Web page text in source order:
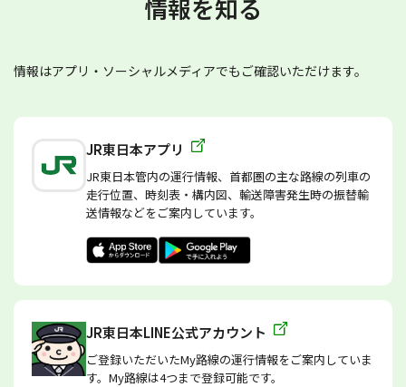
情報を知る
情報はアプリ・ソーシャルメディアでもご確認いただけます。
JR東日本アプリ
JR東日本管内の運行情報、首都圏の主な路線の列車の
走行位置、時刻表・構内図、輸送障害発生時の振替輸
送情報などをご案内しています。
JR東日本LINE公式アカウント
ご登録いただいたMy路線の運行情報をご案内していま
す。My路線は4つまで登録可能です。